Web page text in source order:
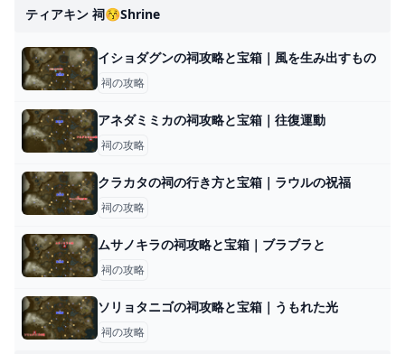
ティアキン 祠😚shrine
イショダグンの祠攻略と宝箱｜風を生み出すもの
祠の攻略
アネダミミカの祠攻略と宝箱｜往復運動
祠の攻略
クラカタの祠の行き方と宝箱｜ラウルの祝福
祠の攻略
ムサノキラの祠攻略と宝箱｜ブラブラと
祠の攻略
ソリョタニゴの祠攻略と宝箱｜うもれた光
祠の攻略